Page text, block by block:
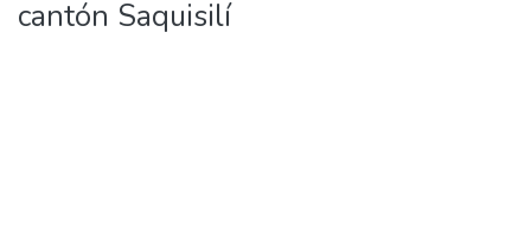
cantón Saquisilí